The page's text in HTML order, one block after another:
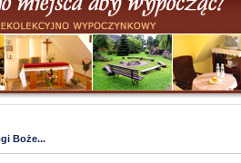
Boże...